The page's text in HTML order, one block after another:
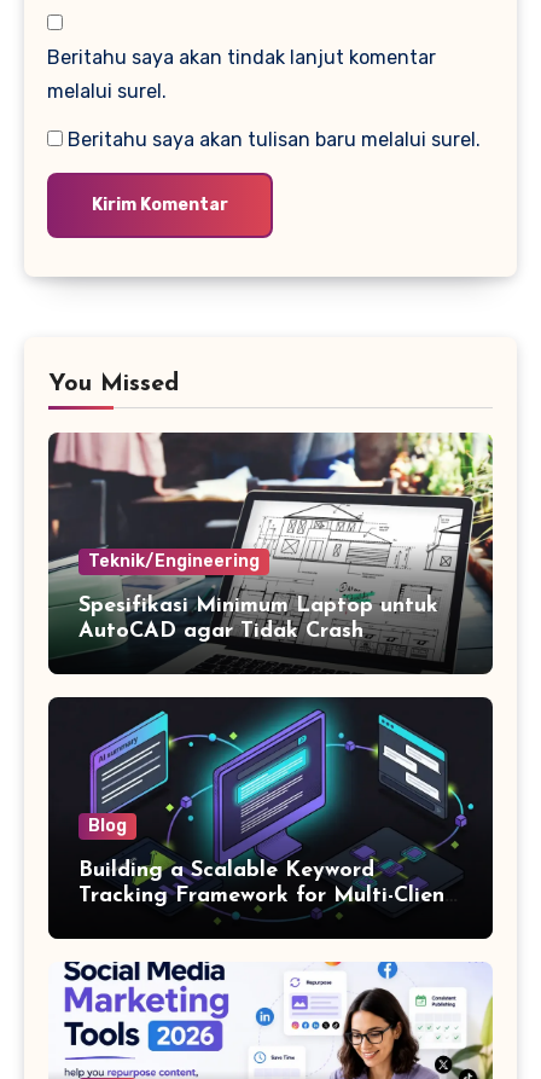
Beritahu saya akan tindak lanjut komentar
melalui surel.
Beritahu saya akan tulisan baru melalui surel.
You Missed
Teknik/Engineering
Spesifikasi Minimum Laptop untuk
AutoCAD agar Tidak Crash
Blog
Building a Scalable Keyword
Tracking Framework for Multi-Client
SEO Agencies